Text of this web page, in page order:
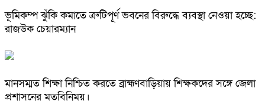
ভূমিকম্প ঝুঁকি কমাতে ত্রুটিপূর্ণ ভবনের বিরুদ্ধে ব্যবস্থা নেওয়া হচ্ছে:
রাজউক চেয়ারম্যান
মানসম্মত শিক্ষা নিশ্চিত করতে ব্রাহ্মণবাড়িয়ায় শিক্ষকদের সঙ্গে জেলা
প্রশাসনের মতবিনিময়।